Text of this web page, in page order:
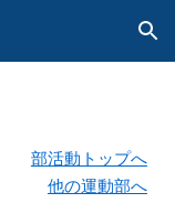
Skip to navigation
部活動トップへ
他の運動部へ